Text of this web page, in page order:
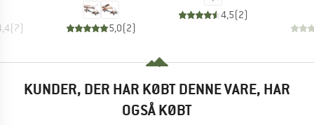
(7) 5,0(2)
4,5(2)
KUNDER, DER HAR KØBT DENNE VARE, HAR
OGSÅ KØBT